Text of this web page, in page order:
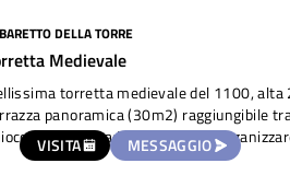
VISITA MESSAGGIO
DELLA TORRE
Medievale
torretta medievale del 1100, alta
panoramica (30m2) raggiungibile
(112 gradini). Ideale per
di vini locali prodotti tipici,